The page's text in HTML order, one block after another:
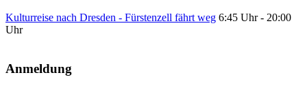
Kulturreise nach Dresden - Fürstenzell fährt weg 6:45 Uhr - 20:00
Uhr
Anmeldung